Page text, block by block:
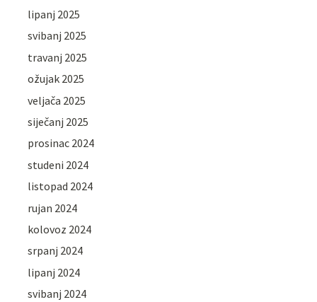
lipanj 2025
svibanj 2025
travanj 2025
ožujak 2025
veljača 2025
siječanj 2025
prosinac 2024
studeni 2024
listopad 2024
rujan 2024
kolovoz 2024
srpanj 2024
lipanj 2024
svibanj 2024